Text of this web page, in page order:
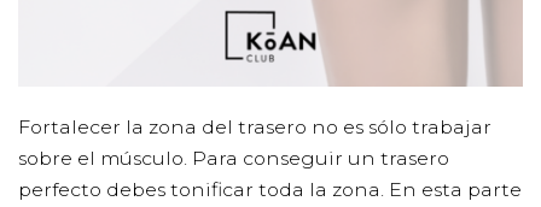
Fortalecer la zona del trasero no es sólo trabajar
sobre el músculo. Para conseguir un trasero
perfecto debes tonificar toda la zona. En esta parte